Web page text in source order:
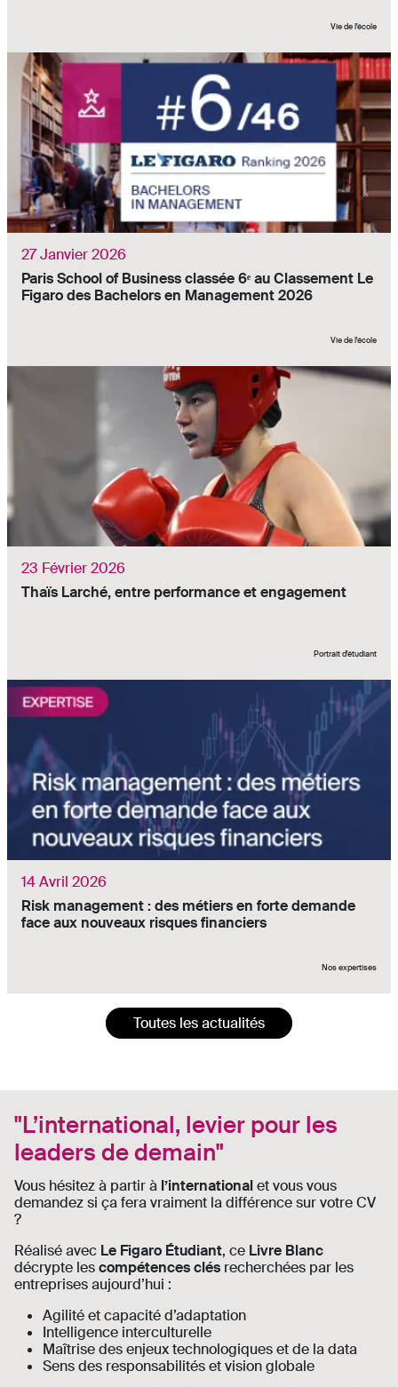
Vie de l'école
27 Janvier 2026
Paris School of Business classée 6ᵉ au Classement Le
Figaro des Bachelors en Management 2026
Vie de l'école
23 Février 2026
Thaïs Larché, entre performance et engagement
Portrait d'étudiant
14 Avril 2026
Risk management : des métiers en forte demande
face aux nouveaux risques financiers
Nos expertises
Toutes les actualités
"L’international, levier pour les
leaders de demain"
Vous hésitez à partir à l’internationalet vous vous
demandez si ça fera vraiment la différence sur votre CV
?
Réalisé avec Le Figaro Étudiant, ce Livre Blanc
décrypte lescompétences clés recherchées par les
entreprises aujourd’hui :
Agilité et capacité d’adaptation
Intelligence interculturelle
Maîtrise des enjeux technologiques et de la data
Sens des responsabilités et vision globale